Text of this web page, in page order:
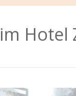
Hotel